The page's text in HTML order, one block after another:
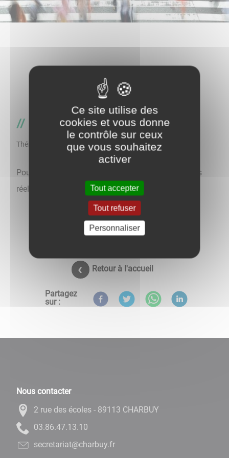
Infos Routes
Thématique
Pour connaître l'état des routes de l'Yonne en temps
réel, cliquez
Retour à l'accueil
Partagez
sur :
Nous contacter
2 rue des écoles - 89113 CHARBUY
01.31.74.68.30
rf.yubrahc@tairaterces
Ce site utilise des
cookies et vous donne
le contrôle sur ceux
que vous souhaitez
activer
Tout accepter
Tout refuser
Personnaliser